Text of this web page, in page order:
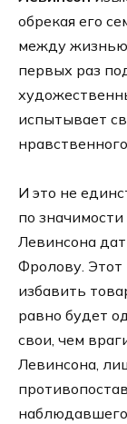
обрекая его
между
первых раз
испытывает
И это не
по
Левинсона
Фролову.
избавить
равно будет
свои, чем
Левинсона,